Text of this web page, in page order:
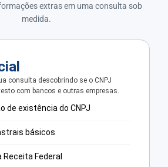
extras em uma consulta sob
medida.
consulta descobrindo se o CNPJ
com bancos e outras empresas.
de existência do CNPJ
básicos
Receita Federal